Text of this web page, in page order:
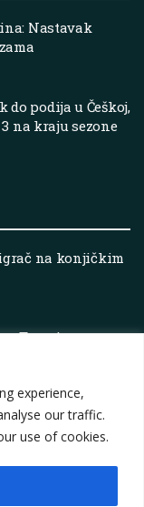
experience,
our traffic.
use of cookies.
Nastavak
do podija u Češkoj,
na kraju sezone
na konjičkim
Toyotin